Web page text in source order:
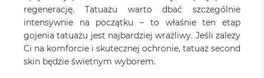
regenerację. Tatuażu warto dbać szczególnie
intensywnie na początku – to właśnie ten etap
gojenia tatuażu jest najbardziej wrażliwy. Jeśli zależy
Ci na komforcie i skutecznej ochronie, tatuaż second
skin będzie świetnym wyborem.